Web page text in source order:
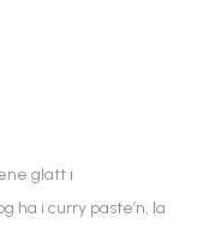
glatt i
ha i curry paste’n, la